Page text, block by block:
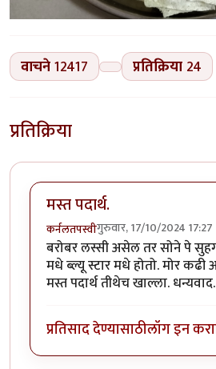
वाचने12417 प्रतिक्रिया 24
प्रतिक्रिया
मस्त पदार्थ.
कर्नलतपस्वीगुरुवार, 17/10/2024 17:27
बरोबर लस्सी असेल तर सोने पे
मधे ब्ल्यू स्टार मधे होतो. मोर
मस्त पदार्थ तीथेच खाल्ला. धन्यवाद.
प्रतिसाद देण्यासाठीलॉग इन करा